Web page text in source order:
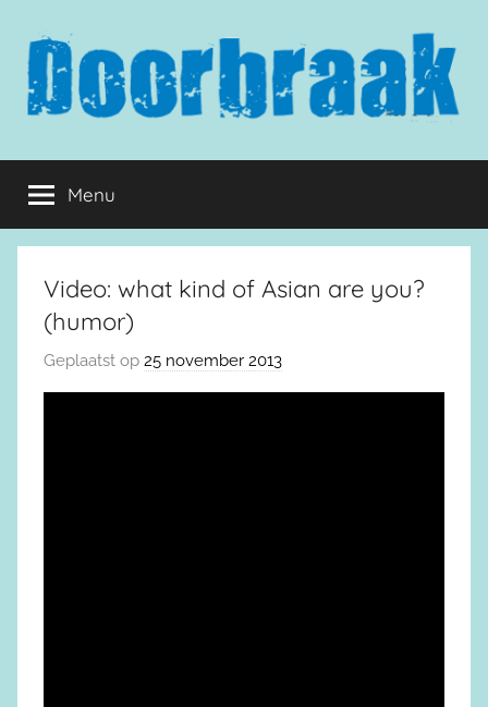
inhoud
springen
Doorbraak.eu
Menu
Video: what kind of Asian are you?
(humor)
Geplaatst op 25 november 2013